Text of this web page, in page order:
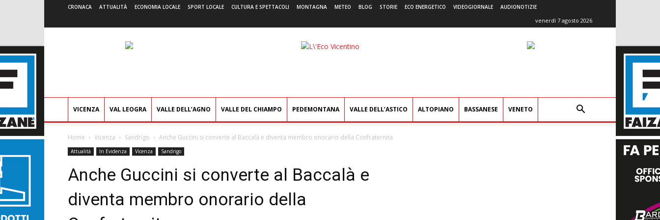
CRONACA ATTUALITÀ ECONOMIA LOCALE SPORT LOCALE CULTURA E SPETTACOLI MONTAGNA METEO BLOG STORIE ECO ENERGETICO VIDEOGIORNALE AUDIONOTIZIE
venerdì 7 agosto 2026
L'Eco
VICENZA VAL LEOGRA VALLE DELL’AGNO VALLE DEL CHIAMPO PEDEMONTANA VALLE DELL’ASTICO ALTOPIANO BASSANESE VENETO
Home Vicenza Sandrigo Anche Guccini si converte al Baccalà e diventa membro onorario della Confraternita
Attualità In Evidenza Vicenza Sandrigo
Anche Guccini si converte al Baccalà e
diventa membro onorario della